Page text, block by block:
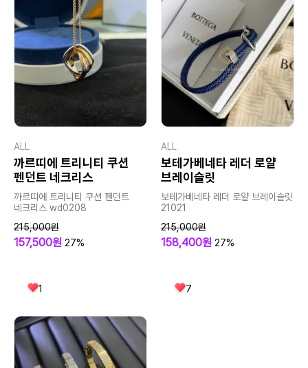
ALL
까르띠에 트리니티 쿠션
펜던트 네크리스
까르띠에 트리니티 쿠션 펜던트
네크리스 wd0208
215,000원
157,500원 27%
1
ALL
보테가베네타 레더 로얄
브레이슬릿
보테가베네타 레더 로얄 브레이슬릿
21021
215,000원
158,400원 27%
7